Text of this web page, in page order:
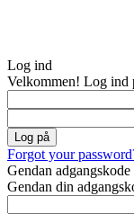
Log ind
Velkommen! Log ind
Forgot your
Gendan adgangskode
Gendan din